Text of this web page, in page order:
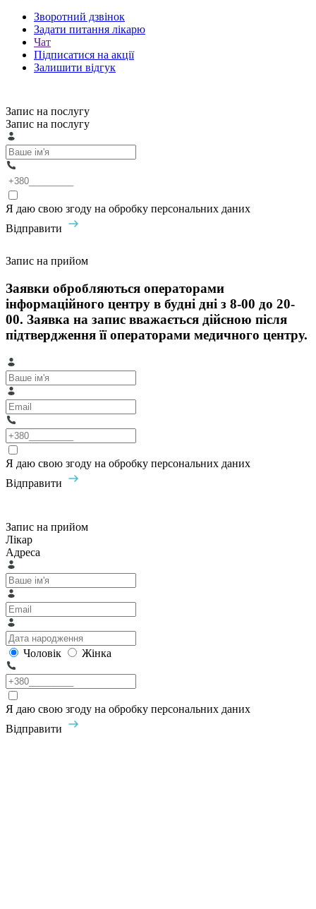
Зворотний дзвінок
Задати питання лікарю
Чат
Підписатися на акції
Залишити відгук
Запис на послугу
Запис на послугу
Я даю свою згоду на обробку персональних даних
Відправити
Запис на прийом
Заявки обробляються операторами
інформаційного центру в будні дні з 8-00 до 20-
00. Заявка на запис вважається дійсною після
підтвердження її операторами медичного центру.
Я даю свою згоду на обробку персональних даних
Відправити
Запис на прийом
Лікар
Адреса
Чоловік Жінка
Я даю свою згоду на обробку персональних даних
Відправити